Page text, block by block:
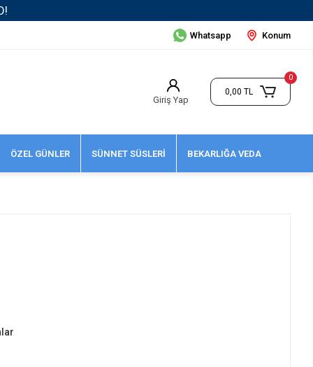
Whatsapp Konum
Giriş Yap
0
0,00 TL
ÖZEL GÜNLER SÜNNET SÜSLERİ BEKARLIĞA VEDA